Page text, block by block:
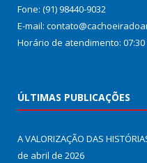
Fone: (91) 98440-9032
E-mail:
Horário de atendimento: 07:30
ÚLTIMAS PUBLICAÇÕES
A VALORIZAÇÃO DAS
de abril de 2026